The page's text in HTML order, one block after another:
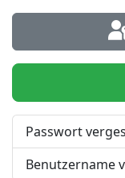
Passwort
Benutzername